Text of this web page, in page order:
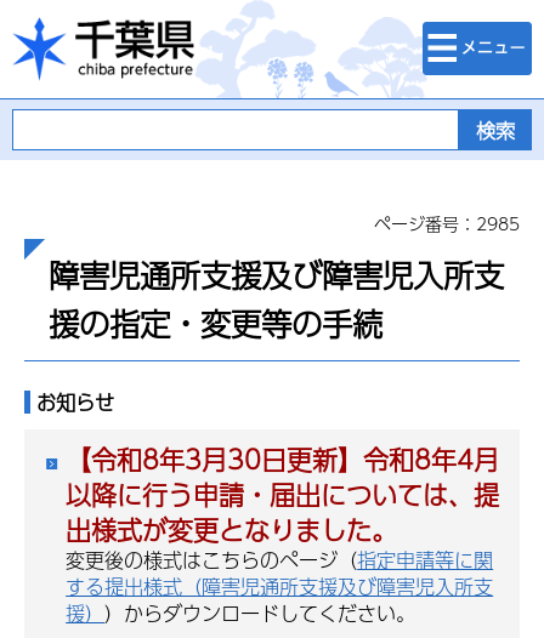
千葉県
検索・メニュ
ー
ページ番号：2985
障害児通所支援及び障害児入所支
援の指定・変更等の手続
お知らせ
【令和8年3月30日更新】令和8年4月
以降に行う申請・届出については、提
出様式が変更となりました。
変更後の様式はこちらのページ（指定申請等に関
する提出様式（障害児通所支援及び障害児入所支
援））からダウンロードしてください。